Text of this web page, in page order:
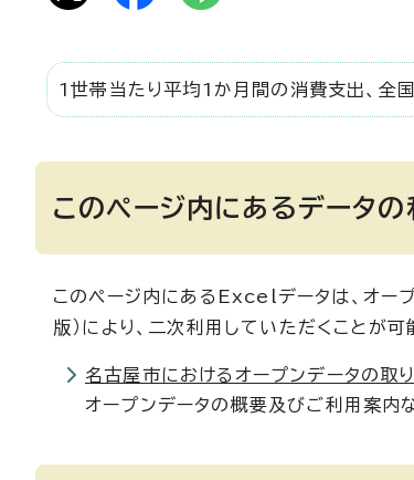
1世帯当たり平均1か月間の消費支出、全
このページ内にあるデータ
このページ内にあるExcelデータは、オー
版）により、二次利用していただくことが
名古屋市におけるオープンデータの取
オープンデータの概要及びご利用案内